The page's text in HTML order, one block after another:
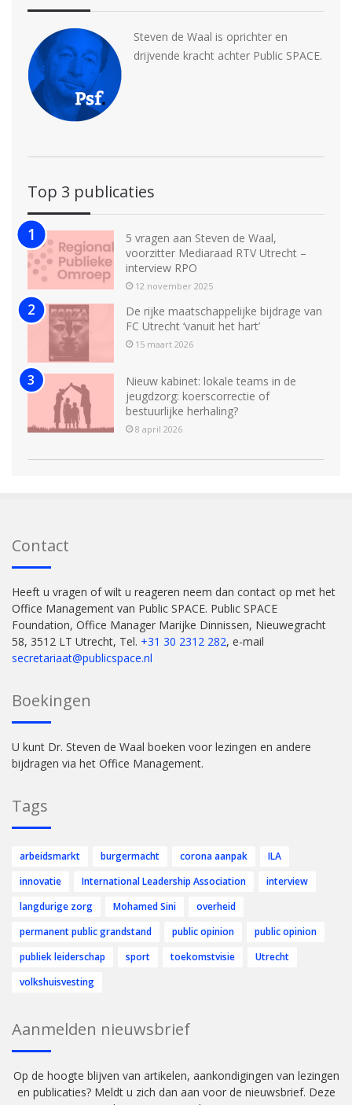
Steven de Waal is oprichter en
drijvende kracht achter Public SPACE.
Top 3 publicaties
5 vragen aan Steven de Waal,
voorzitter Mediaraad RTV Utrecht –
interview RPO
12 november 2025
De rijke maatschappelijke bijdrage van
FC Utrecht ‘vanuit het hart’
15 maart 2026
Nieuw kabinet: lokale teams in de
jeugdzorg: koerscorrectie of
bestuurlijke herhaling?
8 april 2026
Contact
Heeft u vragen of wilt u reageren neem dan contact op met het
Office Management van Public SPACE. Public SPACE
Foundation, Office Manager Marijke Dinnissen, Nieuwegracht
58, 3512 LT Utrecht, Tel. +31 30 2312 282, e-mail
secretariaat@publicspace.nl
Boekingen
U kunt Dr. Steven de Waal boeken voor lezingen en andere
bijdragen via het Office Management.
Tags
arbeidsmarkt burgermacht corona aanpak
ILA
innovatie
International Leadership Association
interview
langdurige zorg
Mohamed Sini
overheid
permanent public grandstand
public opinion
public opinion
publiek leiderschap
sport toekomstvisie
Utrecht
volkshuisvesting
Aanmelden nieuwsbrief
Op de hoogte blijven van artikelen, aankondigingen van lezingen
en publicaties? Meldt u zich dan aan voor de nieuwsbrief. Deze